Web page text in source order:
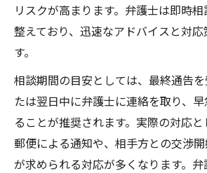
リスクが高まります。弁護士は即時
整えており、迅速なアドバイスと対
す。
相談期間の目安としては、最終通告
たは翌日中に弁護士に連絡を取り、
ることが推奨されます。実際の対応
郵便による通知や、相手方との交渉
が求められる対応が多くなります。